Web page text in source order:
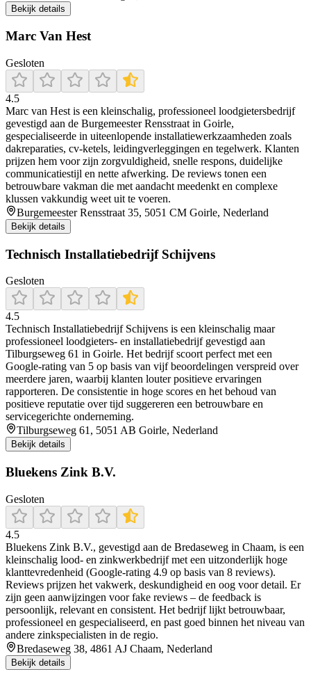
Bekijk details
Marc Van Hest
Gesloten
4.5
Marc van Hest is een kleinschalig, professioneel loodgietersbedrijf
gevestigd aan de Burgemeester Rensstraat in Goirle,
gespecialiseerde in uiteenlopende installatiewerkzaamheden zoals
dakreparaties, cv-ketels, leidingverleggingen en tegelwerk. Klanten
prijzen hem voor zijn zorgvuldigheid, snelle respons, duidelijke
communicatiestijl en nette afwerking. De reviews tonen een
betrouwbare vakman die met aandacht meedenkt en complexe
klussen vakkundig weet uit te voeren.
Burgemeester Rensstraat 35, 5051 CM Goirle, Nederland
Bekijk details
Technisch Installatiebedrijf Schijvens
Gesloten
4.5
Technisch Installatiebedrijf Schijvens is een kleinschalig maar
professioneel loodgieters- en installatiebedrijf gevestigd aan
Tilburgseweg 61 in Goirle. Het bedrijf scoort perfect met een
Google-rating van 5 op basis van vijf beoordelingen verspreid over
meerdere jaren, waarbij klanten louter positieve ervaringen
rapporteren. De consistentie in hoge scores en het behoud van
positieve reputatie over tijd suggereren een betrouwbare en
servicegerichte onderneming.
Tilburgseweg 61, 5051 AB Goirle, Nederland
Bekijk details
Bluekens Zink B.V.
Gesloten
4.5
Bluekens Zink B.V., gevestigd aan de Bredaseweg in Chaam, is een
kleinschalig lood- en zinkwerkbedrijf met een uitzonderlijk hoge
klanttevredenheid (Google-rating 4.9 op basis van 8 reviews).
Reviews prijzen het vakwerk, deskundigheid en oog voor detail. Er
zijn geen aanwijzingen voor fake reviews – de feedback is
persoonlijk, relevant en consistent. Het bedrijf lijkt betrouwbaar,
professioneel en gespecialiseerd, en past goed binnen het niveau van
andere zinkspecialisten in de regio.
Bredaseweg 38, 4861 AJ Chaam, Nederland
Bekijk details